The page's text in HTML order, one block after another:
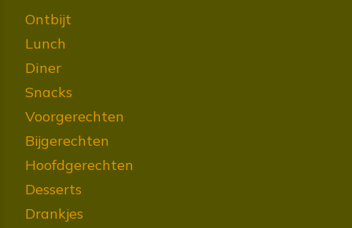
Ontbijt
Lunch
Diner
Snacks
Voorgerechten
Bijgerechten
Hoofdgerechten
Desserts
Drankjes